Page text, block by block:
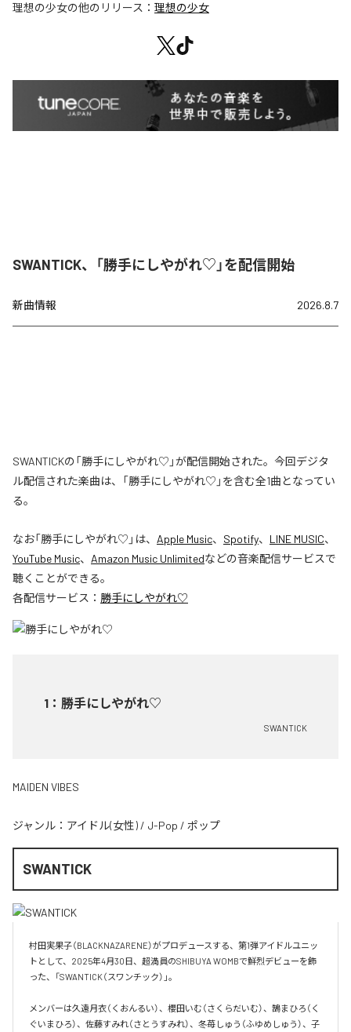
理想の少女の他のリリース： 理想の少女
SWANTICK、「勝手にしやがれ♡」を配信開始
新曲情報 2026.8.7
SWANTICKの「勝手にしやがれ♡」が配信開始された。今回デジタ
ル配信された楽曲は、「勝手にしやがれ♡」を含む全1曲となってい
る。
なお「勝手にしやがれ♡ 」は、 Apple Music、 Spotify、 LINE MUSIC、
YouTube Music、 Amazon Music Unlimitedなどの音楽配信サービスで
聴くことができる。
各配信サービス： 勝手にしやがれ♡
1 ： 勝手にしやがれ♡
SWANTICK
MAIDEN VIBES
ジャンル： アイドル(女性) / J-Pop / ポップ
SWANTICK
村田実果子（BLACKNAZARENE）がプロデュースする、第1弾アイドルユニッ
トとして、2025年4月30日、超満員のSHIBUYA WOMBで鮮烈デビューを飾
った、「SWANTICK（スワンチック）」。
メンバーは久遠月衣（くおんるい）、櫻田いむ（さくらだいむ）、鵠まひろ（く
ぐいまひろ）、佐藤すみれ（さとうすみれ）、冬苺しゅう（ふゆめしゅう）、子